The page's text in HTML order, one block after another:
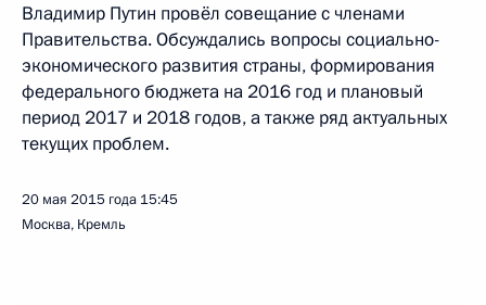
Владимир Путин провёл совещание с членами
Правительства. Обсуждались вопросы социально-
экономического развития страны, формирования
федерального бюджета на 2016 год и плановый
период 2017 и 2018 годов, а также ряд актуальных
текущих проблем.
20 мая 2015 года 15:45
Москва, Кремль